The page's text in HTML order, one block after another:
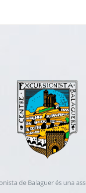
de Balaguer és una